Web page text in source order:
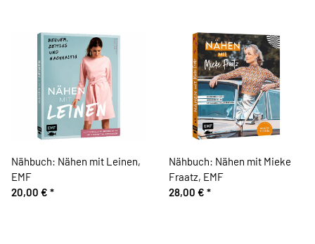
Nähbuch: Nähen mit Leinen,
EMF
20,00 € *
Nähbuch: Nähen mit Mieke
Fraatz, EMF
28,00 € *